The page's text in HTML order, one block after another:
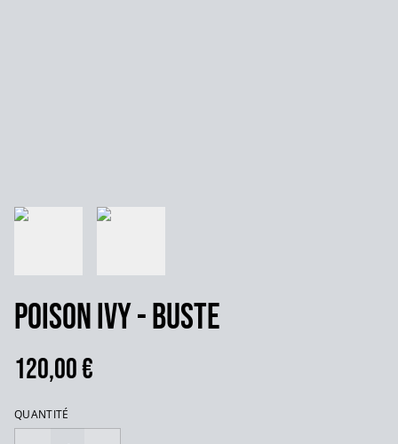
Poison Ivy - Buste
120,00 €
QUANTITÉ